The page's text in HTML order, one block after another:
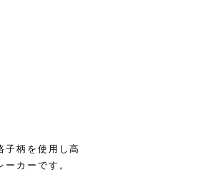
子柄を使用し高
カーです。